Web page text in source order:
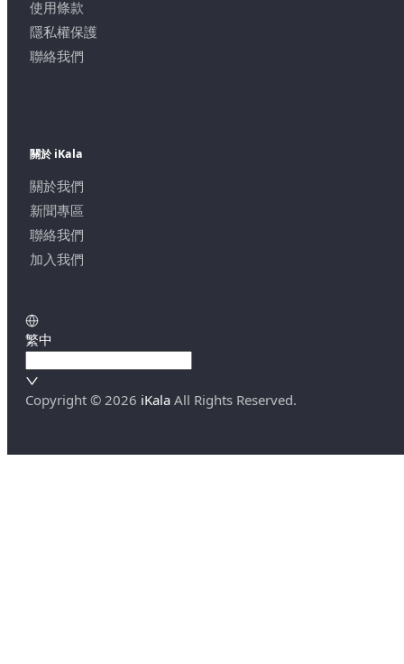
使用條款
隱私權保護
聯絡我們
關於 iKala
關於我們
新聞專區
聯絡我們
加入我們
繁中
Copyright © 2026 iKala All Rights Reserved.